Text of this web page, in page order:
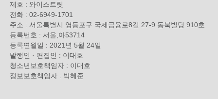
제호 : 와이스트릿
전화 : 02-6949-1701
주소 : 서울특별시 영등포구 국제금융로8길 27-9 동북빌딩 910호
등록번호 : 서울,아53714
등록연월일 : 2021년 5월 24일
발행인 · 편집인 : 이대호
청소년보호책임자 : 이대호
정보보호책임자 : 박혜준